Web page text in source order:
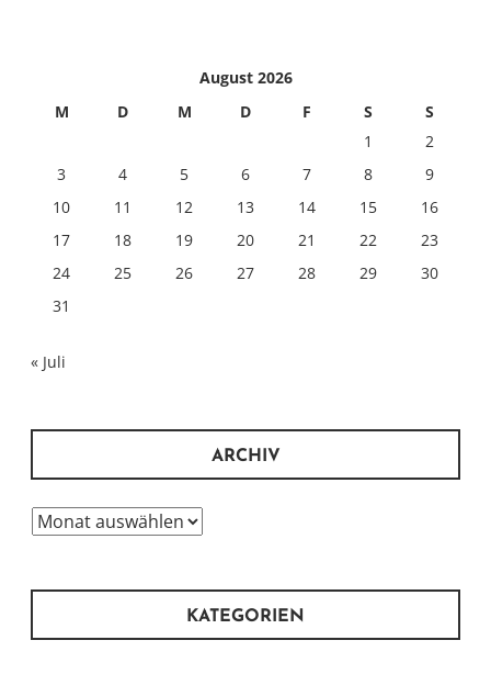
August 2026
M
D M D F S
S
1
2
3
4 5 6 7 8
9
10
11 12 13 14 15
16
17
18 19 20 21 22
23
24
25 26 27 28 29
30
31
« Juli
ARCHIV
Archiv
KATEGORIEN